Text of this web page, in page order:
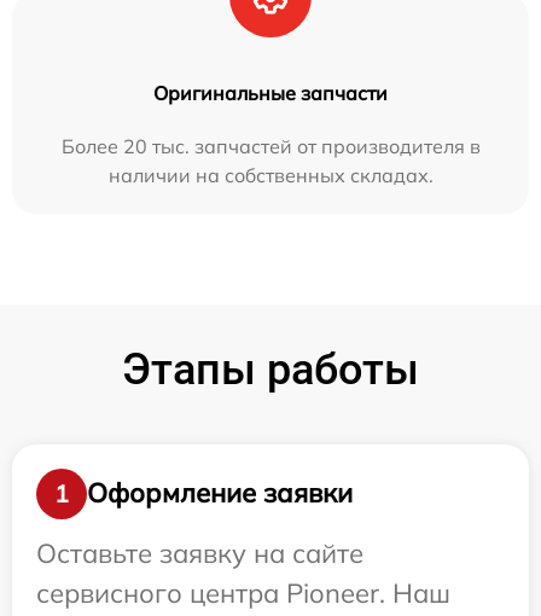
Оригинальные запчасти
Более 20 тыс. запчастей от производителя в
наличии на собственных складах.
Этапы работы
1
Оформление заявки
Оставьте заявку на сайте
сервисного центра Pioneer. Наш